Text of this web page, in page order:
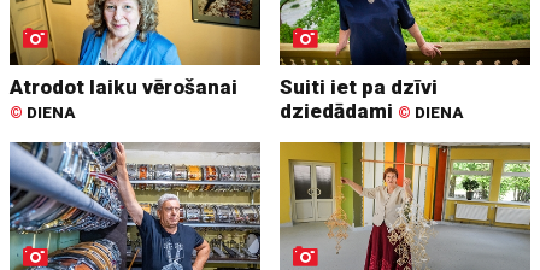
Atrodot laiku vērošanai
© DIENA
Suiti iet pa dzīvi
dziedādami © DIENA